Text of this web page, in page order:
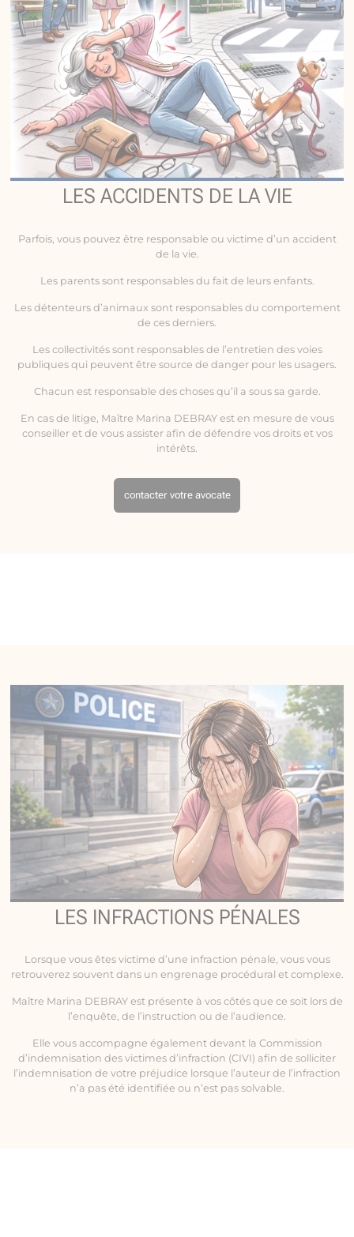
LES ACCIDENTS DE LA VIE
Parfois, vous pouvez être responsable ou victime d’un accident
de la vie
Les parents sont responsables du fait de leurs enfants.
Les détenteurs d’animaux sont responsables du comportement
de ces derniers.
Les collectivités sont responsables de l’entretien des voies
publiques qui peuvent être source de danger pour les usagers.
Chacun est responsable des choses qu’il a sous sa garde.
En cas de litige, Maître Marina DEBRAY est en mesure de vous
conseiller et de vous assister afin de défendre vos droits et vos
intérêts.
contacter votre avocate
LES INFRACTIONS PÉNALES
Lorsque vous êtes victime d’une infraction pénale, vous vous
retrouverez souvent dans un engrenage procédural et complexe.
Maître Marina DEBRAY est présente à vos côtés que ce soit lors de
l’enquête, de l’instruction ou de l’audience.
Elle vous accompagne également devant la Commission
d’indemnisation des victimes d’infraction (CIVI) afin de solliciter
l’indemnisation de votre préjudice lorsque l’auteur de l’infraction
n’a pas été identifiée ou n’est pas solvable.